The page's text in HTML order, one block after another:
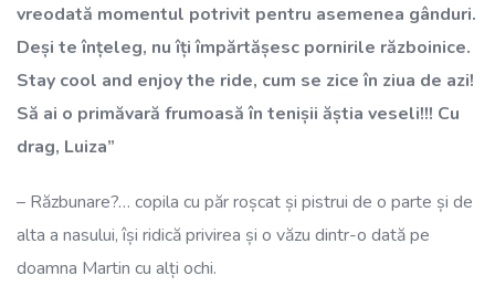
vreodată momentul potrivit pentru asemenea gânduri.
Deși te înțeleg, nu îți împărtășesc pornirile războinice.
Stay cool and enjoy the ride, cum se zice în ziua de azi!
Să ai o primăvară frumoasă în tenișii ăștia veseli!!! Cu
drag, Luiza”
– Răzbunare?… copila cu păr roșcat și pistrui de o parte și de
alta a nasului, își ridică privirea și o văzu dintr-o dată pe
doamna Martin cu alți ochi.